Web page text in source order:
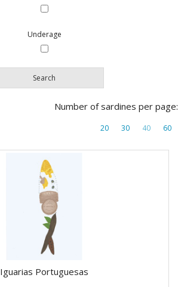
Underage
Search
Number of sardines per page:
20 30 40 60
Iguarias Portuguesas